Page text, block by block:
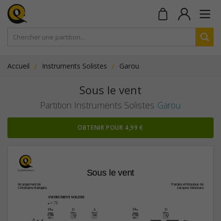
Accueil Instruments Solistes Garou
Sous le vent
Partition Instruments Solistes Garou
OBTENIR POUR 4,99 €
Sous le vent
Paroles et Musique de
Jacques Veneruso
Arrangement de
Christophe Battaglia
q = 72
INSTRUMENT SOLISTE
F©‹ D A F©‹ D